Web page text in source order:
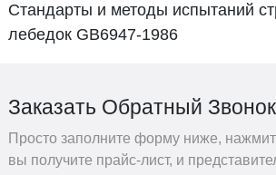
Стандарты и методы испытаний
лебедок GB6947-1986
Заказать Обратный Звонок
Просто заполните форму ниже,
вы получите прайс-лист, и